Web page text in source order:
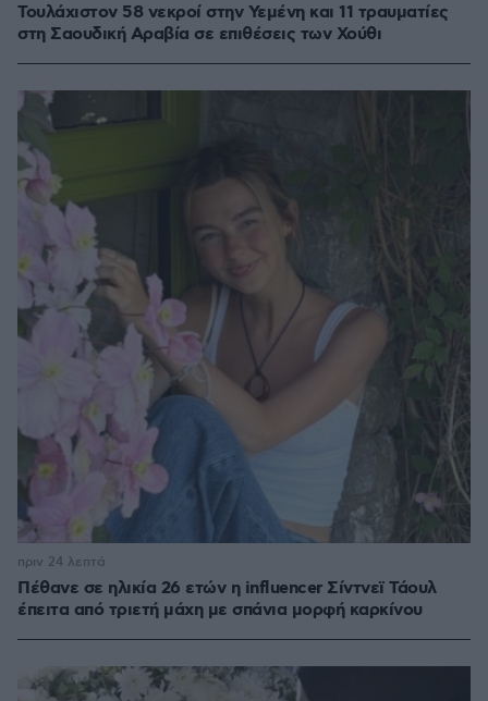
Τουλάχιστον 58 νεκροί στην Υεμένη και 11 τραυματίες
στη Σαουδική Αραβία σε επιθέσεις των Χούθι
Πέθανε σε ηλικία 26 ετών η influencer Σίντνεϊ Τάουλ
έπειτα από τριετή μάχη με σπάνια μορφή καρκίνου
πριν 24 λεπτά